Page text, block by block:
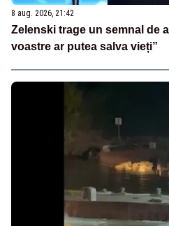
8 aug. 2026, 21:42
Zelenski trage un semnal de
voastre ar putea salva vieți”